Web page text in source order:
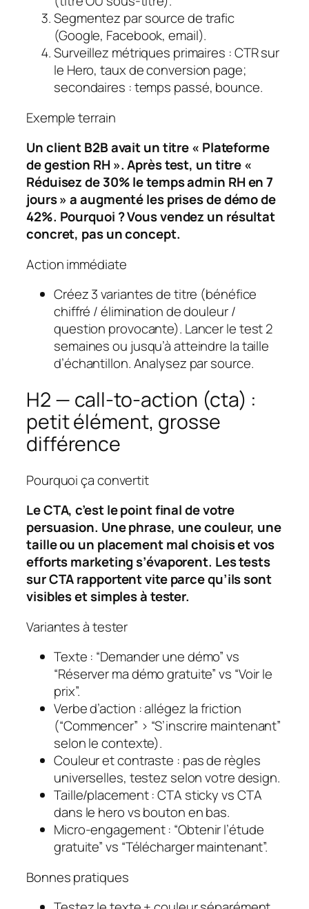
Segmentez par source de trafic
(Google, Facebook, email).
Surveillez métriques primaires :CTR sur
le Hero,taux de conversion page;
secondaires :temps passé, bounce.
Exemple terrain
Un client B2B avait un titre « Plateforme
de gestion RH ». Après test, un titre «
Réduisez de 30% le temps admin RH en 7
jours » a augmenté les prises de démo de
42%. Pourquoi ? Vous vendez un résultat
concret, pas un concept.
Action immédiate
Créez 3 variantes de titre (bénéfice
chiffré / élimination de douleur /
question provocante). Lancer le test 2
semaines ou jusqu’à atteindre la taille
d’échantillon. Analysez par source.
H2 — call-to-action (cta) :
petit élément, grosse
différence
Pourquoi ça convertit
Le CTA, c’est le point final de votre
persuasion. Une phrase, une couleur, une
taille ou un placement mal choisis et vos
efforts marketing s’évaporent. Les tests
sur CTA rapportent vite parce qu’ils sont
visibles et simples à tester.
Variantes à tester
Texte : “Demander une démo” vs
“Réserver ma démo gratuite” vs “Voir le
prix”.
Verbe d’action : allégez la friction
(“Commencer” > “S’inscrire maintenant”
selon le contexte).
Couleur et contraste : pas de règles
universelles, testez selon votre design.
Taille/placement: CTA sticky vs CTA
dans le hero vs bouton en bas.
Micro-engagement: “Obtenir l’étude
gratuite” vs “Télécharger maintenant”.
Bonnes pratiques